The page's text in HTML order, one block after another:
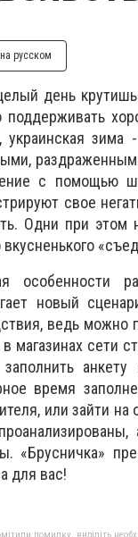
русском
день
поддерживать
украинская
с помощью
свое
Одни при этом
особенности
новый
ведь можно
магазинах сети
время
или зайти
«Брусничка»
для вас!